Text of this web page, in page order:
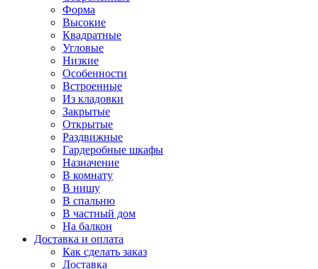
Форма
Высокие
Квадратные
Угловые
Низкие
Особенности
Встроенные
Из кладовки
Закрытые
Открытые
Раздвижные
Гардеробные шкафы
Назначение
В комнату
В нишу
В спальню
В частный дом
На балкон
Доставка и оплата
Как сделать заказ
Доставка